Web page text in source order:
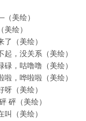
美绘）
绘）
（美绘）
，没关系（美绘）
，咕噜噜（美绘）
，哗啦啦（美绘）
（美绘）
砰（美绘）
（美绘）